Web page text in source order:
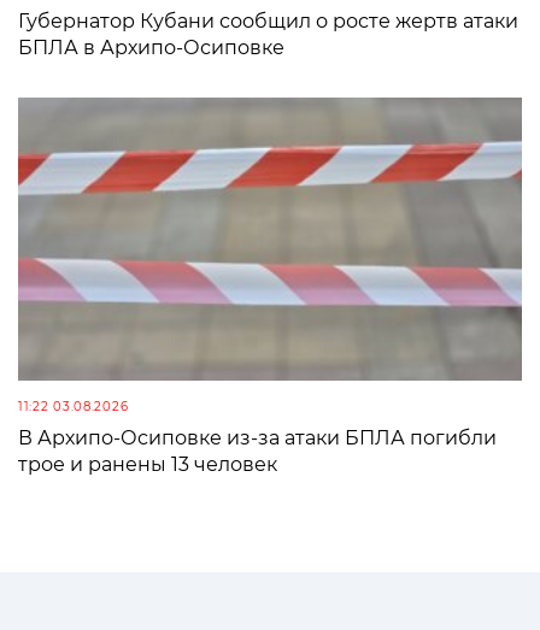
Губернатор Кубани сообщил о росте жертв атаки
БПЛА в Архипо-Осиповке
11:22 03.08.2026
В Архипо-Осиповке из-за атаки БПЛА погибли
трое и ранены 13 человек